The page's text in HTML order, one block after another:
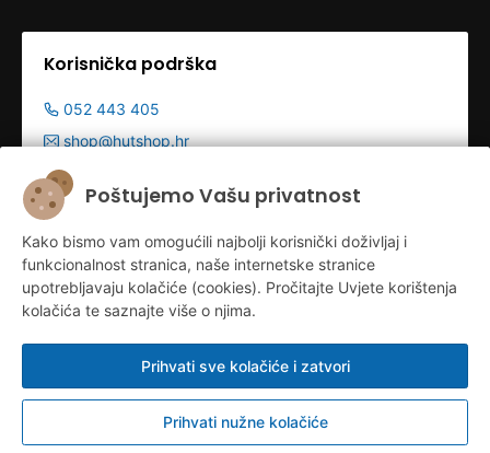
Poštujemo Vašu privatnost
Kako bismo vam omogućili najbolji korisnički doživljaj i
funkcionalnost stranica, naše internetske stranice
upotrebljavaju kolačiće (cookies). Pročitajte Uvjete korištenja
kolačića te saznajte više o njima.
Prihvati nužne kolačiće
Prihvati sve kolačiće i zatvori
Korisnička podrška
052 443 405
shop@hutshop.hr
Radno vrijeme:
Pon - Pet 9:00-19:00h
Sub 9:00-13:00
Konfiguriraj kolačiće